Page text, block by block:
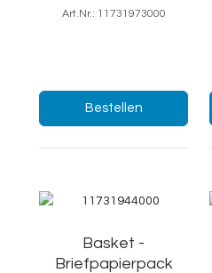
Art.Nr.: 11731973000
Bestellen
Basket -
Briefpapierpack